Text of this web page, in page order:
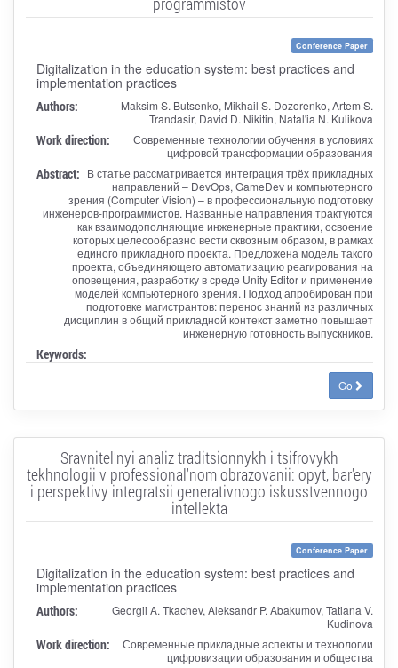
Conference Paper
Digitalization in the education system: best practices and
implementation practices
Authors:
Maksim S. Butsenko, Mikhail S. Dozorenko, Artem S.
Trandasir, David D. Nikitin, Natal'ia N. Kulikova
Work direction:
Современные технологии обучения в условиях
цифровой трансформации образования
Abstract: В статье рассматривается интеграция трёх прикладных
направлений – DevOps, GameDev и компьютерного
зрения (Computer Vision) – в профессиональную подготовку
инженеров-программистов. Названные направления трактуются
как взаимодополняющие инженерные практики, освоение
которых целесообразно вести сквозным образом, в рамках
единого прикладного проекта. Предложена модель такого
проекта, объединяющего автоматизацию реагирования на
оповещения, разработку в среде Unity Editor и применение
моделей компьютерного зрения. Подход апробирован при
подготовке магистрантов: перенос знаний из различных
дисциплин в общий прикладной контекст заметно повышает
инженерную готовность выпускников.
Keywords:
Go
Sravnitel'nyi analiz traditsionnykh i tsifrovykh
tekhnologii v professional'nom obrazovanii: opyt, bar'ery
i perspektivy integratsii generativnogo iskusstvennogo
intellekta
Conference Paper
Digitalization in the education system: best practices and
implementation practices
Authors:
Georgii A. Tkachev, Aleksandr P. Abakumov, Tatiana V.
Kudinova
Work direction:
Современные прикладные аспекты и технологии
цифровизации образования и общества